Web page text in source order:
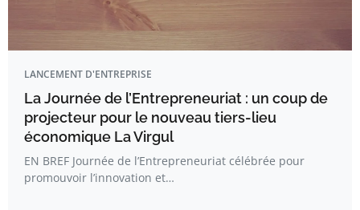
LANCEMENT D'ENTREPRISE
La Journée de l’Entrepreneuriat : un coup de
projecteur pour le nouveau tiers-lieu
économique La Virgul
EN BREF Journée de l’Entrepreneuriat célébrée pour
promouvoir l’innovation et…